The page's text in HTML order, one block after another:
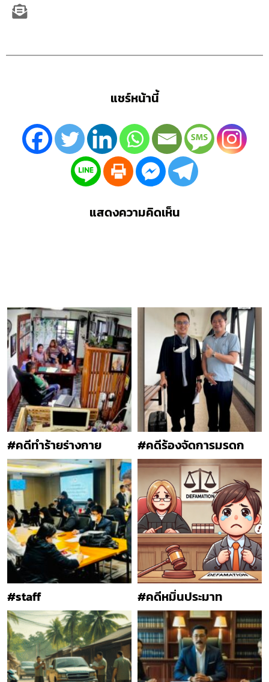
แชร์หน้านี้
แสดงความคิดเห็น
#คดีทำร้ายร่างกาย #คดีร้องจัดการมรดก
#staff #คดีหมิ่นประมาท